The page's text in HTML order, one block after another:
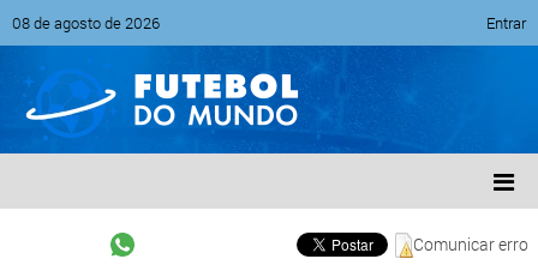
08 de agosto de 2026 Entrar
Comunicar erro